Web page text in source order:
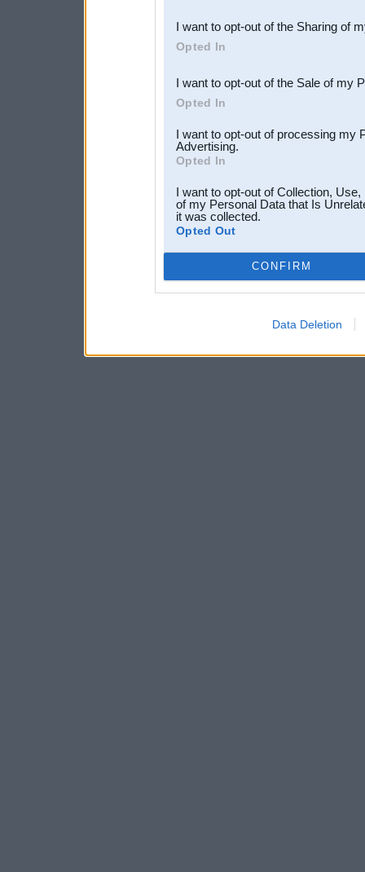
Downstream Participants
third parties.
I want to opt-out of the Sharing of
Opted In
I want to opt-out of the Sale of my
Opted In
I want to opt-out of processing my
Advertising.
Opted In
I want to opt-out of Collection,
of my Personal Data that Is
it was collected.
Opted Out
CONFIRM
Data Deletion